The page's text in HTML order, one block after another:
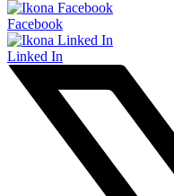
Facebook
Linked In